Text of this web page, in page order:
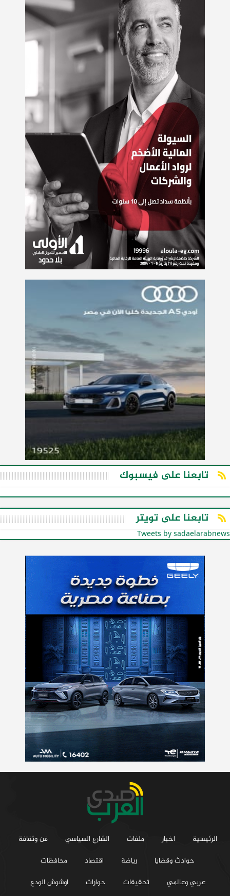
تابعنا على فيسبوك
تابعنا على تويتر
Tweets by sadaelarabnews
الرئيسية اخبار ملفات الشارع السياسي
فن وثقافة
حوادث وقضايا
رياضة اقتصاد
محافظات
عربي وعالمي
تحقيقات حوارات اوشوش الودع